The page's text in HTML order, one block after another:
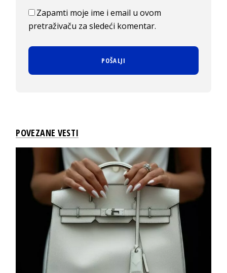
Zapamti moje ime i email u ovom
pretraživaču za sledeći komentar.
POVEZANE VESTI